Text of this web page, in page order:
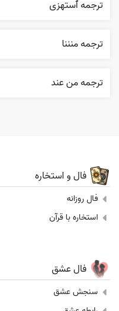
ترجمه ٱستهزی
ترجمه منننا
ترجمه من عند
فال و استخاره
فال روزانه
استخاره با قرآن
فال عشق
سنجش عشق